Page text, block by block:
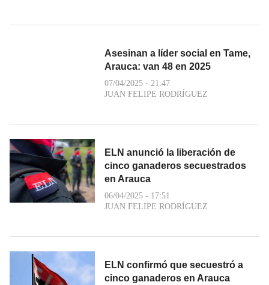
Asesinan a líder social en Tame,
Arauca: van 48 en 2025
07/04/2025 - 21:47
JUAN FELIPE RODRÍGUEZ
ELN anunció la liberación de
cinco ganaderos secuestrados
en Arauca
06/04/2025 - 17:51
JUAN FELIPE RODRÍGUEZ
ELN confirmó que secuestró a
cinco ganaderos en Arauca